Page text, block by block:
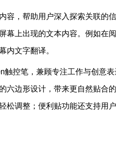
容，帮助用户深入探索关联的
幕上出现的文本内容。例如在
内文字翻译。
控笔，兼顾专注工作与创意
六边形设计，带来更自然贴合
松调整；便利贴功能还支持用